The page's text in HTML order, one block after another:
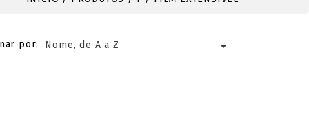
por: Nome, de A a Z 